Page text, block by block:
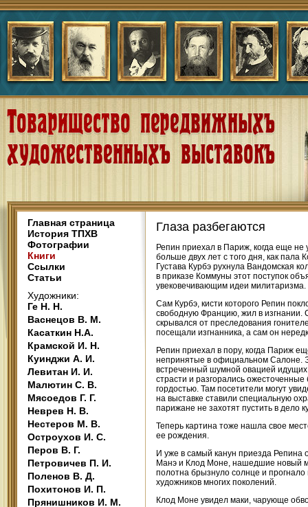
Главная страница
История ТПХВ
Фотографии
Книги
Ссылки
Статьи
Художники:
Ге Н. Н.
Васнецов В. М.
Касаткин Н.А.
Крамской И. Н.
Куинджи А. И.
Левитан И. И.
Малютин С. В.
Мясоедов Г. Г.
Неврев Н. В.
Нестеров М. В.
Остроухов И. С.
Перов В. Г.
Петровичев П. И.
Поленов В. Д.
Похитонов И. П.
Прянишников И. М.
Глаза разбегаются
Репин приехал в Париж, когда еще
больше двух лет с того дня, как
Густава Курбэ рухнула Вандомская
в приказе Коммуны этот поступок
увековечивающим идеи милитаризма.
Сам Курбэ, кисти которого Репин
свободную Францию, жил в изгнании.
скрывался от преследования
посещали изгнанника, а сам он
Репин приехал в пору, когда Париж
непринятые в официальном Салоне.
встреченный шумной овацией
страсти и разгорались
гордостью. Там посетители могут
на выставке ставили специальную
парижане не захотят пустить в дело
Теперь картина тоже нашла свое
ее рождения.
И уже в самый канун приезда Репина
Манэ и Клод Моне, нашедшие новый
полотна брызнуло солнце и
художников многих поколений.
Клод Моне увидел маки, чарующе